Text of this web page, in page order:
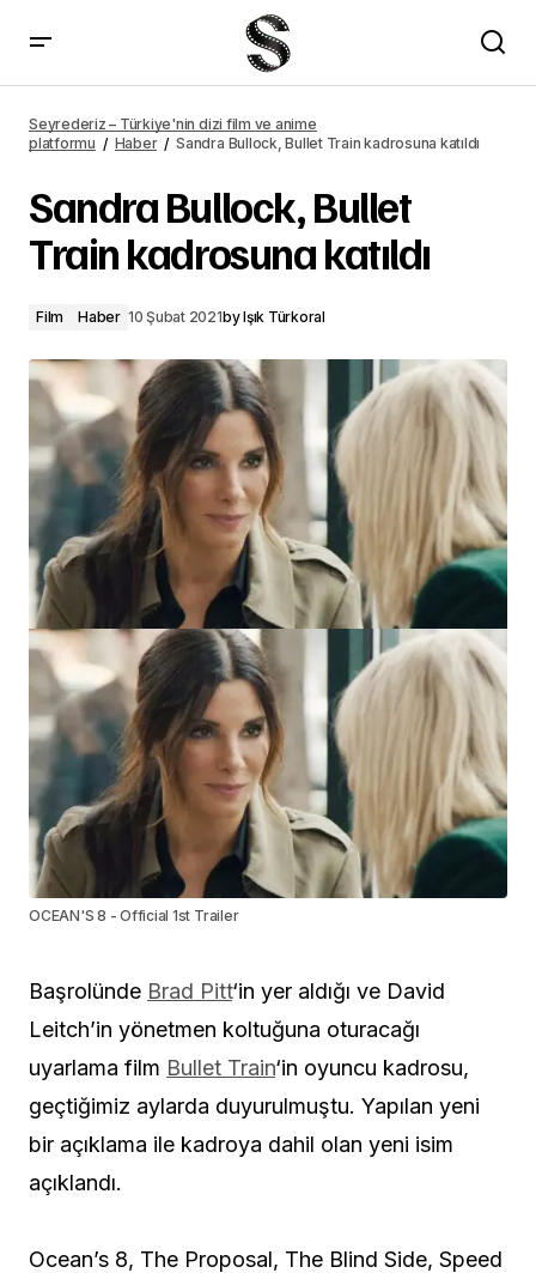
Seyrederiz – Türkiye'nin dizi film ve anime
platformu
Haber Sandra Bullock, Bullet Train kadrosuna katıldı
Sandra Bullock, Bullet
Train kadrosuna katıldı
Film Haber 10 Şubat 2021byIşık Türkoral
OCEAN'S 8 - Official 1st Trailer
Başrolünde Brad Pitt‘in yer aldığı ve David
Leitch’in yönetmen koltuğuna oturacağı
uyarlama film Bullet Train‘in oyuncu kadrosu,
geçtiğimiz aylarda duyurulmuştu. Yapılan yeni
bir açıklama ile kadroya dahil olan yeni isim
açıklandı.
Ocean’s 8, The Proposal, The Blind Side, Speed